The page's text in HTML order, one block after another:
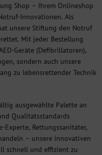
Shop – Ihrem Onlineshop
Innovationen. Als
unsere Stiftung den Notruf
Mit jeder Bestellung
Geräte (Defibrillatoren),
sondern auch unsere
zu lebensrettender Technik
ausgewählte Palette an
Qualitätsstandards
Experte, Rettungssanitäter,
– unsere innovativen
schnell und effizient zu